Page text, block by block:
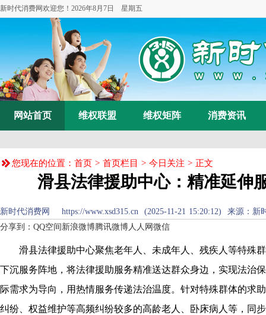
新时代消费网欢迎您！ 2026年8月7日 星期五
网站首页 维权联盟 维权矩阵 消费资讯
您现在的位置： 首页 > 首页栏目 > 今日关注 > 正文
滑县法律援助中心：精准延伸
新时代消费网 https://www.xsd315.cn (2025-11-21 15:20:12) 来源： 新
分享到： QQ空间 新浪微博腾讯微博人人网 微信
滑县法律援助中心聚焦老年人、未成年人、残疾人等特殊群
下沉服务阵地，将法律援助服务精准送达群众身边，实现法治
际需求为导向，用热情服务传递法治温度。针对特殊群体的求
纠纷、权益维护等高频纠纷较多的高龄老人、卧床病人等，同